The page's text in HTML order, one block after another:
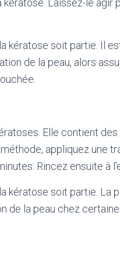
Laissez-le agir
kératose soit partie. Il
de la peau, alors
Elle contient
appliquez une
Rincez ensuite à
kératose soit partie. La
de la peau chez